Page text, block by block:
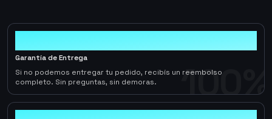
100%
Garantía de Entrega
Si no podemos entregar tu pedido, recibís un reembolso
completo. Sin preguntas, sin demoras.